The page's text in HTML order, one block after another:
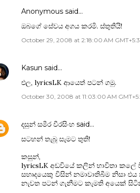
Anonymous said…
ඔබගේ සේවය අගය කරමි. ස්තුතියි!
October 29, 2008 at 2:18:00 AM
Kasun said…
එල, lyricsLK ආයෙත් පටන් ගමු.
October 30, 2008 at 11:03:00 AM
දසුන් සමීර වීරසිංහ said…
සටහන් තැබූ සැමට තුති!
කසුන්,
lyricsLK අඩවියේ කලින් භාවිතා‍
සහෘදයෙකු විසින් නමාවාතිබීම නිසා
නැවත පටන් ගැනීමට කැමති අයෙක්